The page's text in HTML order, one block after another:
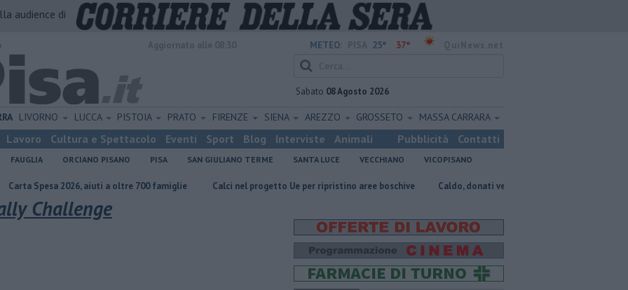
audience di
METEO: 25° 37°
Sabato 08 Agosto 2026
LIVORNO LUCCA PISTOIA PRATO FIRENZE SIENA AREZZO GROSSETO MASSA CARRARA
Lavoro Cultura e Spettacolo Eventi Sport Blog Interviste Animali Pubblicità Contatti
FAUGLIA ORCIANO PISANO PISA SAN GIULIANO TERME SANTA LUCE VECCHIANO VICOPISANO
2026, aiuti a oltre 700 famiglie Calci nel progetto Ue per ripristino aree boschive Caldo, donati ventilatori e acqua al Don Bosco
Challenge